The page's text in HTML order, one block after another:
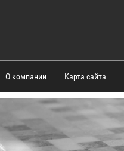
О компании Карта сайта